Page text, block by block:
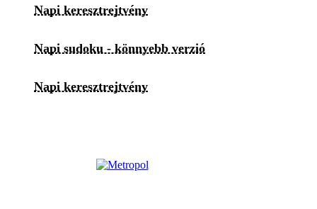
Napi keresztrejtvény
Napi sudoku - könnyebb verzió
Napi keresztrejtvény